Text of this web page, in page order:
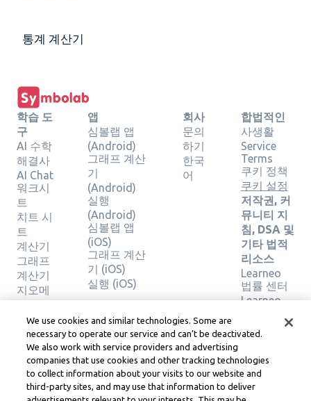
통계 계산기
학습 도
구
AI 수학
해결사
AI Chat
워크시
트
치트 시
트
계산기
그래프
계산기
지오메
트리 계
산기
솔루션
확인
앱
심볼랩 앱
(Android)
그래프 계산
기
(Android)
실행
(Android)
심볼랩 앱
(iOS)
그래프 계산
기 (iOS)
실행 (iOS)
회사
문의
하기
한국
어
합법적인
사생활
Service
Terms
쿠키 정책
쿠키 설정
저작권, 커
뮤니티 지
침, DSA 및
기타 법적
리소스
Learneo
법률 센터
Learneo
Symbolab, a Learneo, Inc. business
© Learneo, Inc. 2024
We use cookies and similar technologies. Some are
necessary to operate our service and can’t be deactivated.
We also work with service providers and advertising
companies that use cookies and other tracking technologies
to collect information about your visits to our website and
third-party sites, and may use that information to deliver